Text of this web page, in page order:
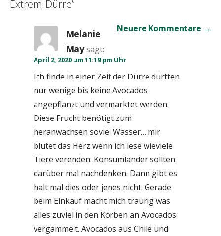
Extrem-Dürre”
Kommentar-
Navigation
Neuere Kommentare →
Melanie
Maysagt:
April 2, 2020 um 11:19 pm Uhr
Ich finde in einer Zeit der Dürre dürften
nur wenige bis keine Avocados
angepflanzt und vermarktet werden.
Diese Frucht benötigt zum
heranwachsen soviel Wasser… mir
blutet das Herz wenn ich lese wieviele
Tiere verenden. Konsumländer sollten
darüber mal nachdenken. Dann gibt es
halt mal dies oder jenes nicht. Gerade
beim Einkauf macht mich traurig was
alles zuviel in den Körben an Avocados
vergammelt. Avocados aus Chile und